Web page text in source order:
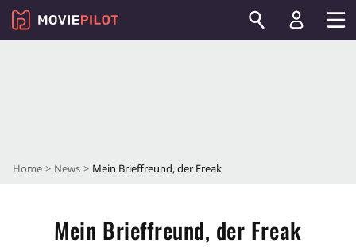
Home News Mein Brieffreund, der Freak
Mein Brieffreund, der Freak